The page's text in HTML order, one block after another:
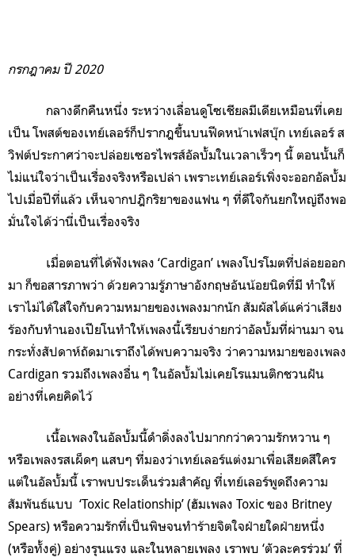
กรกฎาคม ปี 2020
กลางดึกคืนหนึ่ง ระหว่างเลื่อนดูโซเชียลมีเดียเหมือนที่เคย
เป็น โพสต์ของเทย์เลอร์ก็ปรากฎขึ้นบนฟีดหน้าเฟสบุ๊ก เทย์เลอร์ ส
วิฟต์ประกาศว่าจะปล่อยเซอรไพรส์อัลบั้มในเวลาเร็วๆ นี้ ตอนนั้นก็
ไม่แน่ใจว่าเป็นเรื่องจริงหรือเปล่า เพราะเทย์เลอร์เพิ่งจะออกอัลบั้ม
ไปเมื่อปีที่แล้ว เห็นจากปฎิกริยาของแฟน ๆ ที่ดีใจกันยกใหญ่ถึงพอ
มั่นใจได้ว่านี่เป็นเรื่องจริง
เมื่อตอนที่ได้ฟังเพลง ‘Cardigan’ เพลงโปรโมตที่ปล่อยออก
มา ก็ขอสารภาพว่า ด้วยความรู้ภาษาอังกฤษอันน้อยนิดที่มี ทำให้
เราไม่ได้ใส่ใจกับความหมายของเพลงมากนัก สัมผัสได้แค่ว่าเสียง
ร้องกับทำนองเปียโนทำให้เพลงนี้เรียบง่ายกว่าอัลบั้มที่ผ่านมา จน
กระทั่งสัปดาห์ถัดมาเราถึงได้พบความจริง ว่าความหมายของเพลง
Cardigan รวมถึงเพลงอื่น ๆ ในอัลบั้มไม่เคยโรแมนติกชวนฝัน
อย่างที่เคยคิดไว้
เนื้อเพลงในอัลบั้มนี้ดำดิ่งลงไปมากกว่าความรักหวาน ๆ
หรือเพลงรสเผ็ดๆ แสบๆ ที่มองว่าเทย์เลอร์แต่งมาเพื่อเสียดสีใคร
แต่ในอัลบั้มนี้ เราพบประเด็นร่วมสำคัญ ที่เทย์เลอร์พูดถึงความ
สัมพันธ์แบบ ‘Toxic Relationship’ (ฮัมเพลง Toxic ของ Britney
Spears) หรือความรักที่เป็นพิษจนทำร้ายจิตใจฝ่ายใดฝ่ายหนึ่ง
(หรือทั้งคู่) อย่างรุนแรง และในหลายเพลง เราพบ ‘ตัวละครร่วม’ ที่